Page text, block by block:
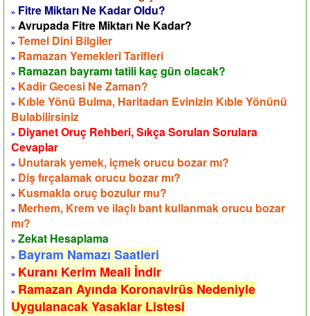
» Fitre Miktarı Ne Kadar Oldu?
» Avrupada Fitre Miktarı Ne Kadar?
» Temel Dini Bilgiler
» Ramazan Yemekleri Tarifleri
» Ramazan bayramı tatili kaç gün olacak?
» Kadir Gecesi Ne Zaman?
» Kıble Yönü Bulma, Haritadan Evinizin Kıble Yönünü
Bulabilirsiniz
» Diyanet Oruç Rehberi, Sıkça Sorulan Sorulara
Cevaplar
» Unutarak yemek, içmek orucu bozar mı?
» Diş fırçalamak orucu bozar mı?
» Kusmakla oruç bozulur mu?
» Merhem, Krem ve ilaçlı bant kullanmak orucu bozar
mı?
» Zekat Hesaplama
» Bayram Namazı Saatleri
» Kuranı Kerim Meali İndir
» Ramazan Ayında Koronavirüs Nedeniyle
Uygulanacak Yasaklar Listesi